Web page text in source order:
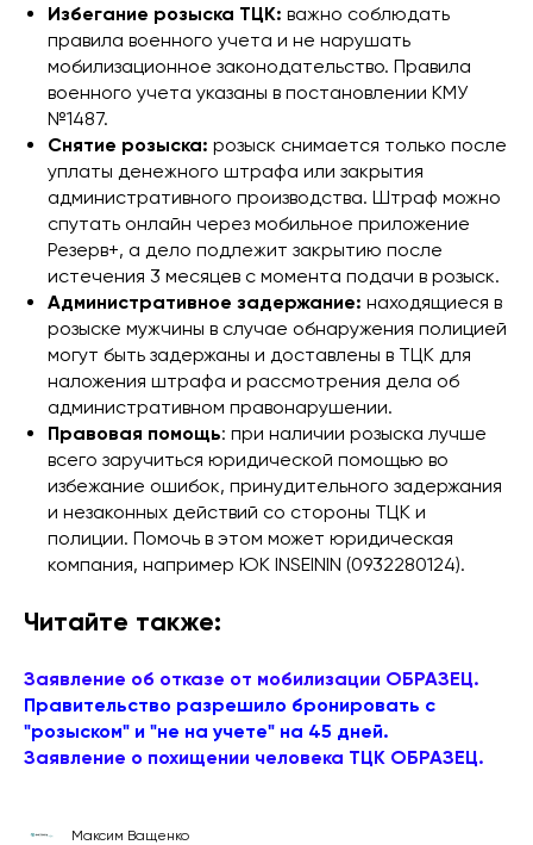
Избегание розыска ТЦК: важно соблюдать
правила военного учета и не нарушать
мобилизационное законодательство. Правила
военного учета указаны в постановлении КМУ
№1487.
Снятие розыска: розыск снимается только после
уплаты денежного штрафа или закрытия
административного производства. Штраф можно
спутать онлайн через мобильное приложение
Резерв+, а дело подлежит закрытию после
истечения 3 месяцев с момента подачи в розыск.
Административное задержание: находящиеся в
розыске мужчины в случае обнаружения полицией
могут быть задержаны и доставлены в ТЦК для
наложения штрафа и рассмотрения дела об
административном правонарушении.
Правовая помощь: при наличии розыска лучше
всего заручиться юридической помощью во
избежание ошибок, принудительного задержания
и незаконных действий со стороны ТЦК и
полиции. Помочь в этом может юридическая
компания, например ЮК INSEININ (0932280124).
Читайте также:
Заявление об отказе от мобилизации ОБРАЗЕЦ.
Правительство разрешило бронировать с
"розыском" и "не на учете" на 45 дней.
Заявление о похищении человека ТЦК ОБРАЗЕЦ.
Максим Ващенко